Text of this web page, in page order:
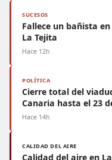
SUCESOS
Fallece un bañista
La Tejita
Hace 12h
POLÍTICA
Cierre total del
Canaria hasta el 23
Hace 14h
CALIDAD DEL AIRE
Calidad del aire en